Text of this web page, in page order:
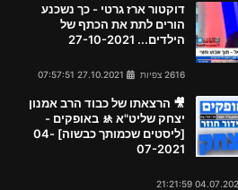
דוקטור ארז גרטי - כך נשכנע
הורים לתת את הכתף של
הילדים... 27-10-2021
2616 צפיות
🎥 הרצאתו של כבוד הרב אמנון
יצחק שליט"א 🚸 באופקים -
[ליסטים שכמותך כבשוה] 04-
07-2021